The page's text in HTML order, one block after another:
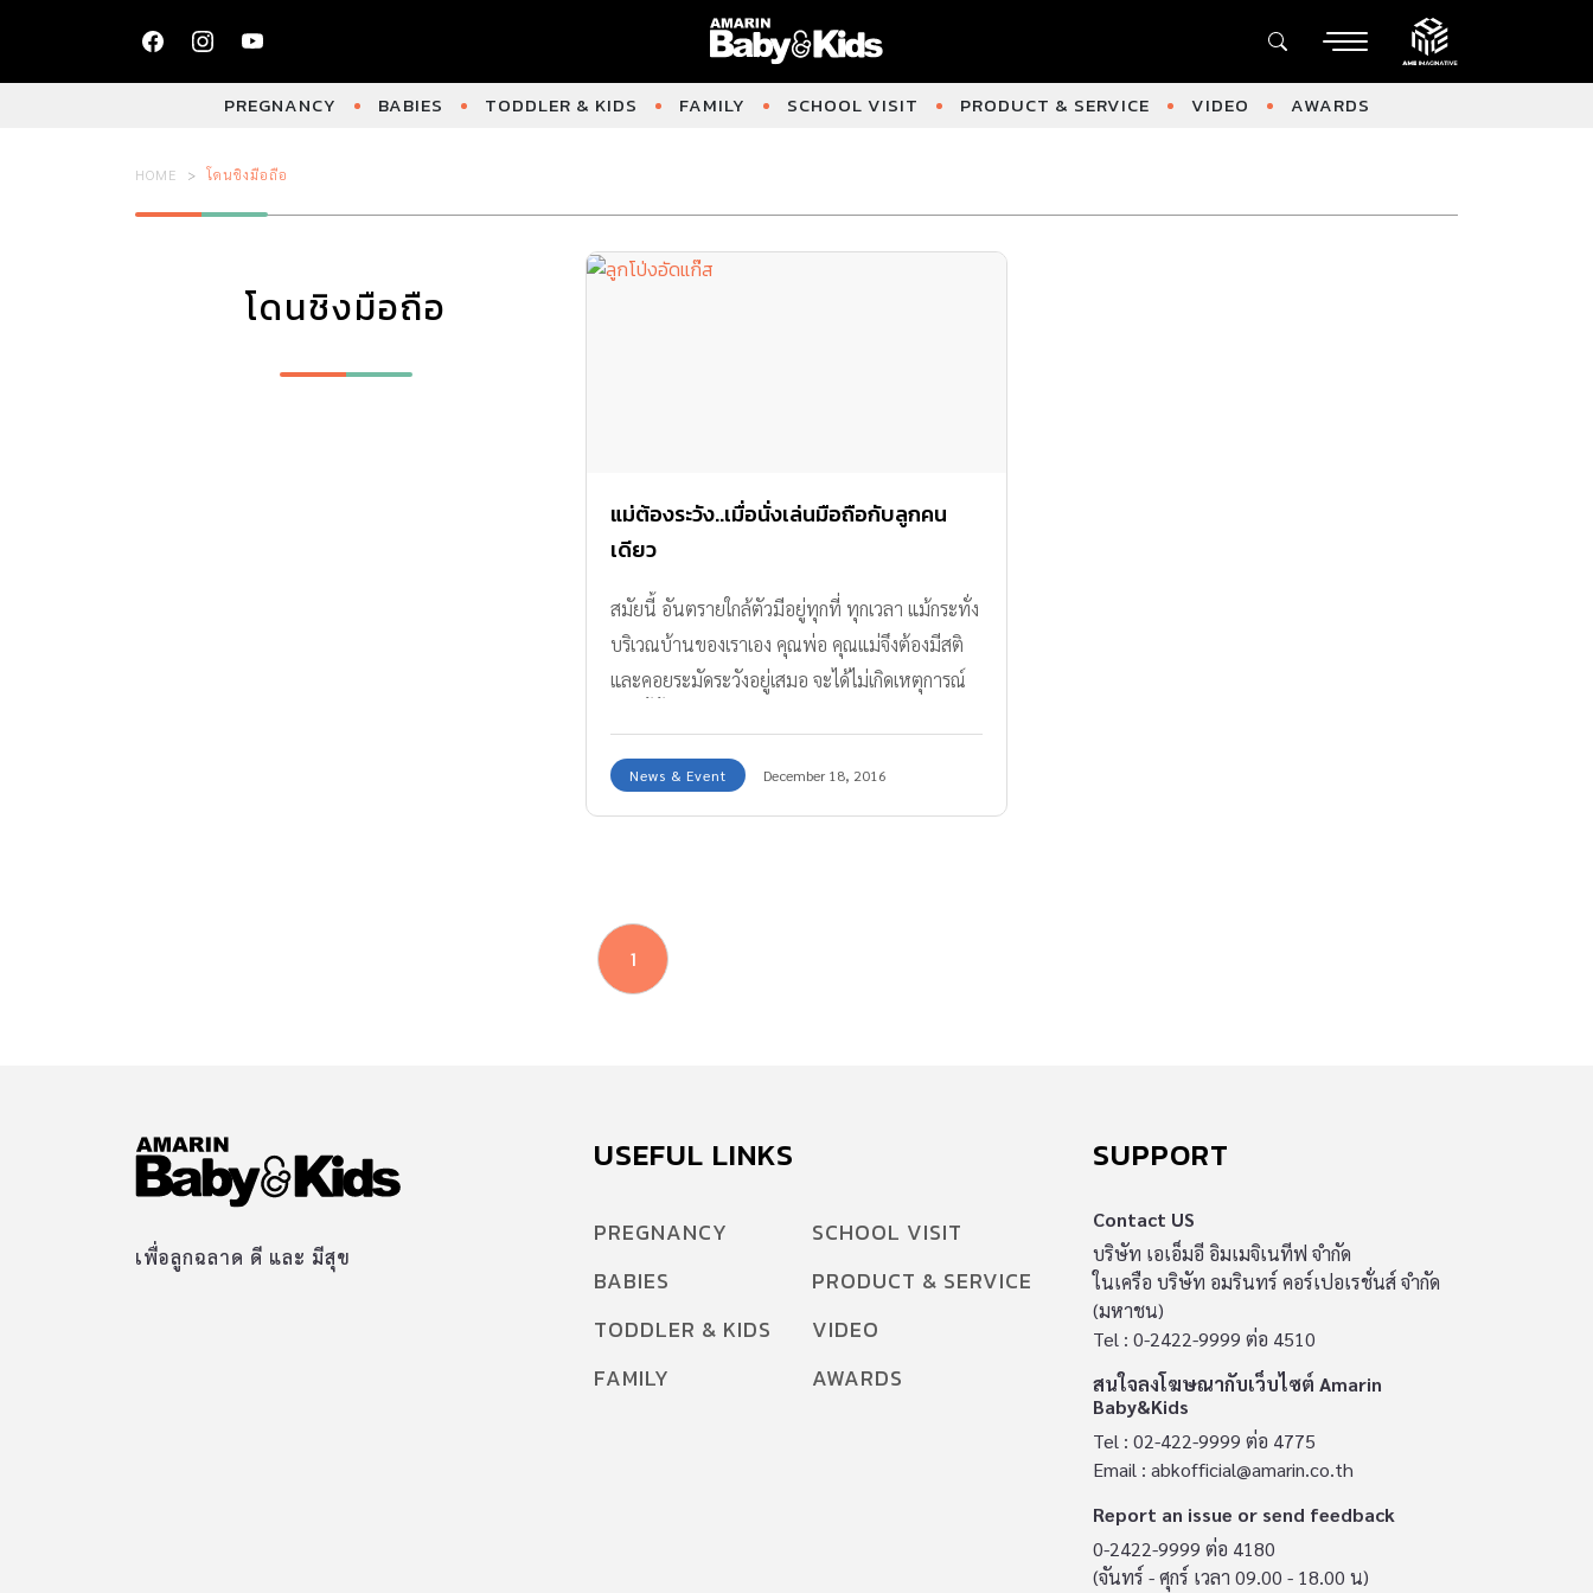
PREGNANCY BABIES TODDLER & KIDS FAMILY SCHOOL VISIT PRODUCT & SERVICE VIDEO AWARDS
HOME โดนชิงมือถือ
โดนชิงมือถือ
แม่ต้องระวัง..เมื่อนั่งเล่นมือถือกับลูกคน
เดียว
สมัยนี้ อันตรายใกล้ตัวมีอยู่ทุกที่ ทุกเวลา แม้กระทั่ง
บริเวณบ้านของเราเอง คุณพ่อ คุณแม่จึงต้องมีสติ
และคอยระมัดระวังอยู่เสมอ จะได้ไม่เกิดเหตุการณ์
ผ่านมากระชากโทรศัพท์มือถือไป จะทำอย่างไร
เพื่อป้องกันการ โดนชิงมือถือ
News & Event December 18, 2016
1
เพื่อลูกฉลาด ดี และ มีสุข
USEFUL LINKS
PREGNANCY
BABIES
TODDLER & KIDS
FAMILY
SCHOOL VISIT
PRODUCT & SERVICE
VIDEO
AWARDS
SUPPORT
Contact US
บริษัท เอเอ็มอี อิมเมจิเนทีฟ จำกัด
ในเครือ บริษัท อมรินทร์ คอร์เปอเรชั่นส์ จำกัด
(มหาชน)
Tel : 0-2422-9999 ต่อ 4510
สนใจลงโฆษณากับเว็บไซต์ Amarin
Baby&Kids
Tel : 02-422-9999 ต่อ 4775
Email : abkofficial@amarin.co.th
Report an issue or send feedback
0-2422-9999 ต่อ 4180
(จันทร์ - ศุกร์ เวลา 09.00 - 18.00 น)